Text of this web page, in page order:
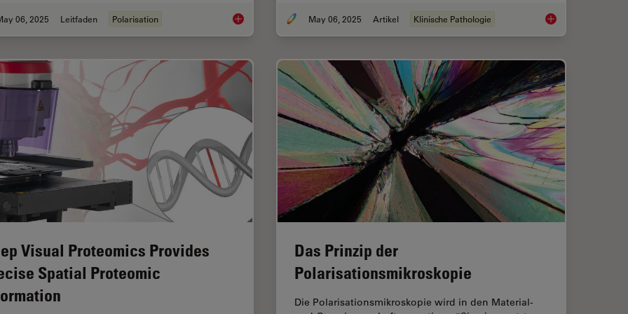
06, 2025 Leitfaden Polarisation A Guide to Polarized Light Microscopy
May 06, 2025 Artikel Klinische Pathologie Factors to Consider
Visual Proteomics Provides
Spatial Proteomic
Das Prinzip der
Polarisationsmikroskopie
Die Polarisationsmikroskopie wird in den Material-